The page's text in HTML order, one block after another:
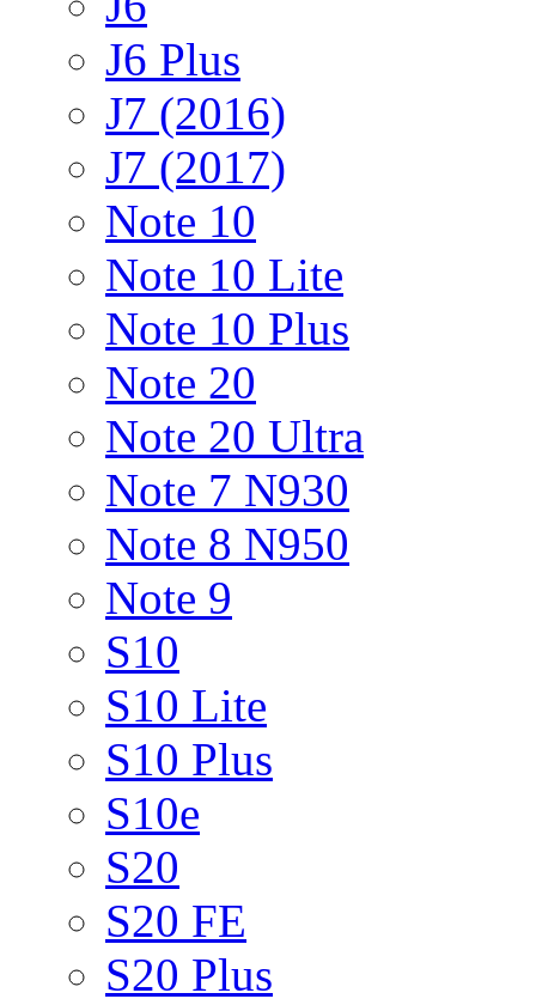
J6 Plus
J7 (2016)
J7 (2017)
Note 10
Note 10 Lite
Note 10 Plus
Note 20
Note 20 Ultra
Note 7 N930
Note 8 N950
Note 9
S10
S10 Lite
S10 Plus
S10e
S20
S20 FE
S20 Plus